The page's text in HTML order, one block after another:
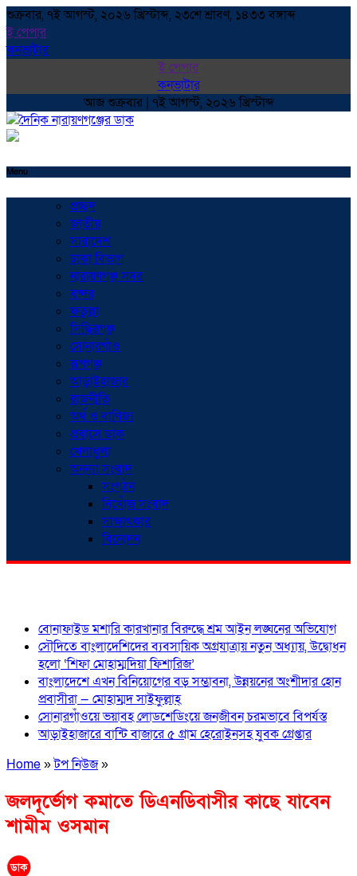
শুক্রবার, ৭ই আগস্ট, ২০২৬ খ্রিস্টাব্দ, ২৩শে শ্রাবণ, ১৪৩৩ বঙ্গাব্দ
ই পেপার
কনভাটার
ই পেপার
কনভাটার
আজ শুক্রবার | ৭ই আগস্ট, ২০২৬ খ্রিস্টাব্দ
Menu
প্রচ্ছদ
জাতীয়
সারাদেশ
ঢাকা বিভাগ
নারায়ণগঞ্জ সদর
বন্দর
ফতুল্লা
সিদ্ধিরগঞ্জ
সোনারগাঁও
রূপগঞ্জ
আড়াইহাজার
রাজনীতি
অর্থ ও বাণিজ্য
প্রবাসে ডাক
খেলাধুলা
অনন্যা সংবাদ
সংগঠন
নিখোঁজ সংবাদ
সাক্ষাৎকার
বিনোদন
বোনাফাইড মশারি কারখানার বিরুদ্ধে শ্রম আইন লঙ্ঘনের অভিযোগ
সৌদিতে বাংলাদেশিদের ব্যবসায়িক অগ্রযাত্রায় নতুন অধ্যায়, উদ্বোধন
হলো ‘শিফা মোহাম্মদিয়া ফিশারিজ’
বাংলাদেশে এখন বিনিয়োগের বড় সম্ভাবনা, উন্নয়নের অংশীদার হোন
প্রবাসীরা — মোহাম্মদ সাইফুল্লাহ্
সোনারগাঁওয়ে ভয়াবহ লোডশেডিংয়ে জনজীবন চরমভাবে বিপর্যস্ত
আড়াইহাজারে বান্টি বাজারে ৫ গ্রাম হেরোইনসহ যুবক গ্রেপ্তার
Home»টপ নিউজ»
জলদূর্ভোগ কমাতে ডিএনডিবাসীর কাছে যাবেন
শামীম ওসমান